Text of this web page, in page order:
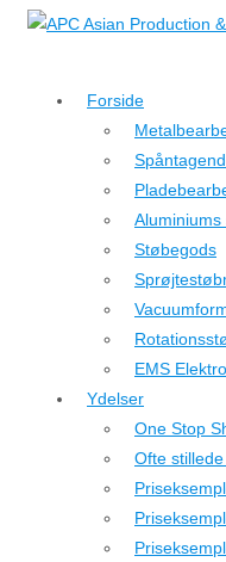
↓
hovedindhold
Forside
Støbegods
EMS
Ydelser
One Stop
Ofte